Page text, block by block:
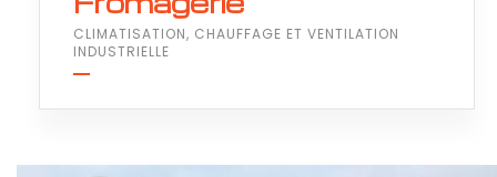
CLIMATISATION, CHAUFFAGE ET VENTILATION
INDUSTRIELLE